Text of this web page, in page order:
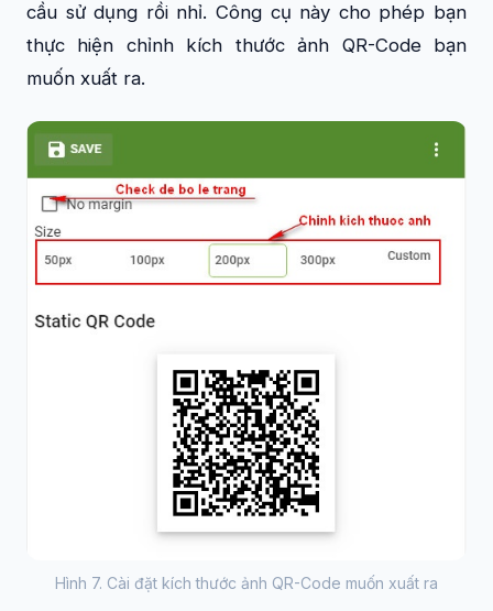
cầu sử dụng rồi nhỉ. Công cụ này cho phép bạn
thực hiện chỉnh kích thước ảnh QR-Code bạn
muốn xuất ra.
Hình 7. Cài đặt kích thước ảnh QR-Code muốn xuất ra